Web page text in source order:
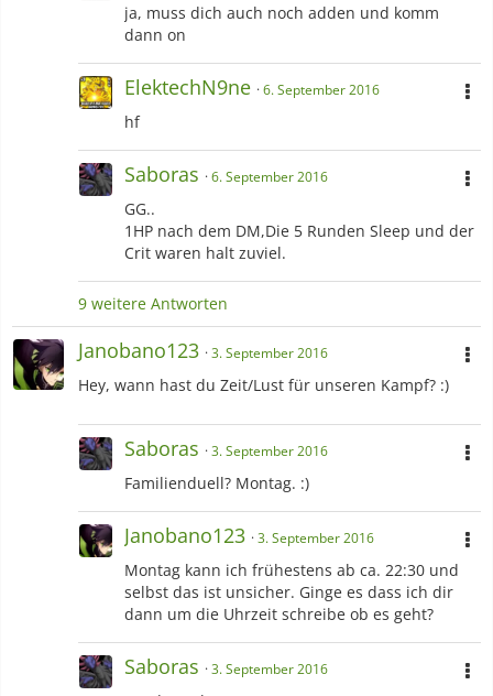
ja, muss dich auch noch adden und komm
dann on
ElektechN9ne 6. September 2016
hf
Saboras 6. September 2016
GG..
1HP nach dem DM,Die 5 Runden Sleep und der
Crit waren halt zuviel.
9 weitere Antworten
Janobano123 3. September 2016
Hey, wann hast du Zeit/Lust für unseren Kampf? :)
Saboras 3. September 2016
Familienduell? Montag. :)
Janobano123 3. September 2016
Montag kann ich frühestens ab ca. 22:30 und
selbst das ist unsicher. Ginge es dass ich dir
dann um die Uhrzeit schreibe ob es geht?
Saboras 3. September 2016